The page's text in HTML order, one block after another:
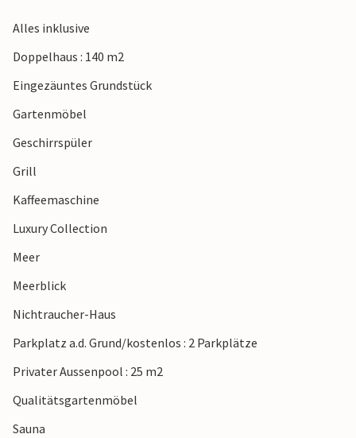
Alles inklusive
Doppelhaus : 140 m2
Eingezäuntes Grundstück
Gartenmöbel
Geschirrspüler
Grill
Kaffeemaschine
Luxury Collection
Meer
Meerblick
Nichtraucher-Haus
Parkplatz a.d. Grund/kostenlos : 2 Parkplätze
Privater Aussenpool : 25 m2
Qualitätsgartenmöbel
Sauna